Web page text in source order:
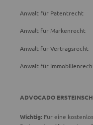
Anwalt für Patentrecht
Anwalt für Markenrecht
Anwalt für Vertragsrecht
Anwalt für
ADVOCADO
Wichtig: Für eine